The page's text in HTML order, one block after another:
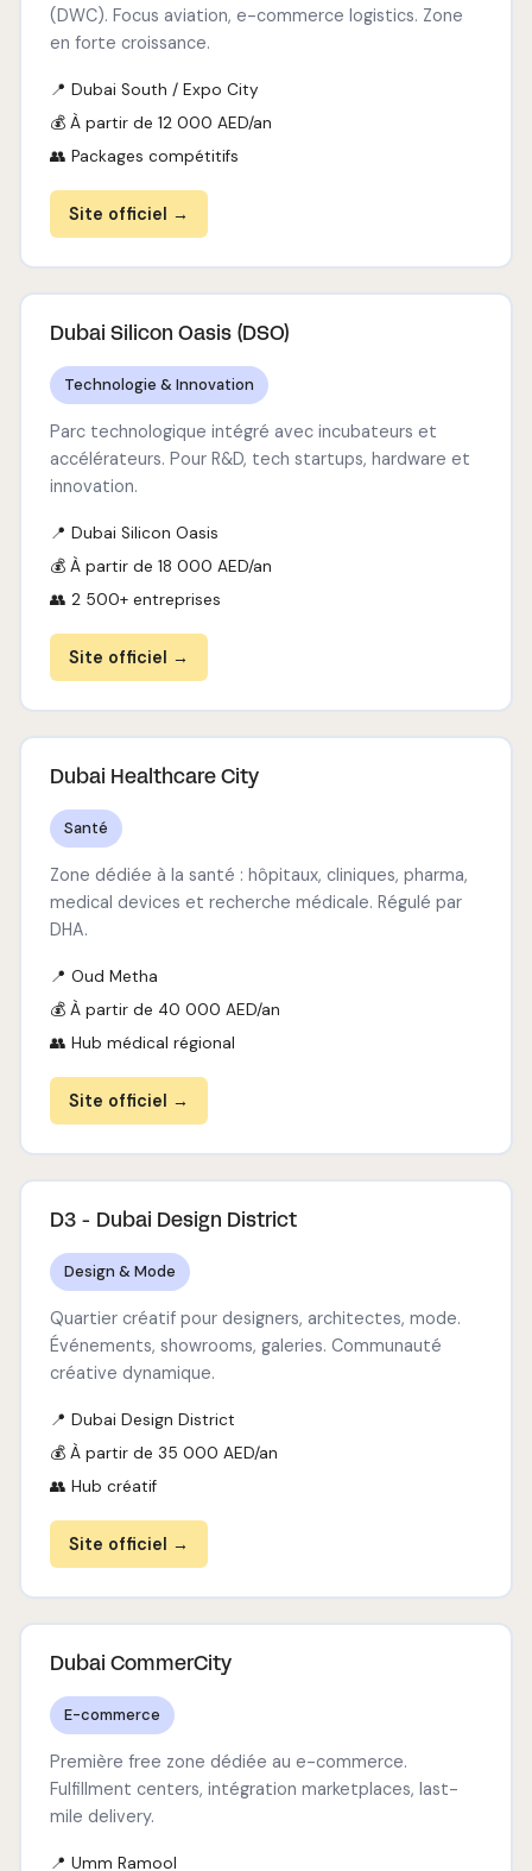
(DWC). Focus aviation, e-commerce logistics. Zone
en forte croissance.
📍 Dubai South / Expo City
💰 À partir de 12 000 AED/an
👥 Packages compétitifs
Site officiel →
Dubai Silicon Oasis (DSO)
Technologie & Innovation
Parc technologique intégré avec incubateurs et
accélérateurs. Pour R&D, tech startups, hardware et
innovation.
📍 Dubai Silicon Oasis
💰 À partir de 18 000 AED/an
👥 2 500+ entreprises
Site officiel →
Dubai Healthcare City
Santé
Zone dédiée à la santé : hôpitaux, cliniques, pharma,
medical devices et recherche médicale. Régulé par
DHA.
📍 Oud Metha
💰 À partir de 40 000 AED/an
👥 Hub médical régional
Site officiel →
D3 - Dubai Design District
Design & Mode
Quartier créatif pour designers, architectes, mode.
Événements, showrooms, galeries. Communauté
créative dynamique.
📍 Dubai Design District
💰 À partir de 35 000 AED/an
👥 Hub créatif
Site officiel →
Dubai CommerCity
E-commerce
Première free zone dédiée au e-commerce.
Fulfillment centers, intégration marketplaces, last-
mile delivery.
📍 Umm Ramool